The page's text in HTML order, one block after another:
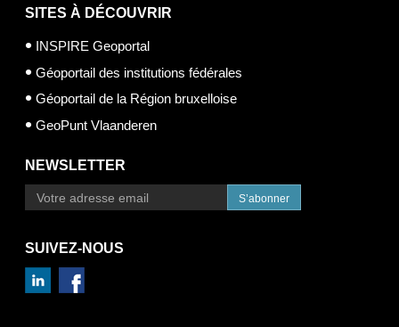
SITES À DÉCOUVRIR
INSPIRE Geoportal
Géoportail des institutions fédérales
Géoportail de la Région bruxelloise
GeoPunt Vlaanderen
NEWSLETTER
S’abonner
SUIVEZ-NOUS